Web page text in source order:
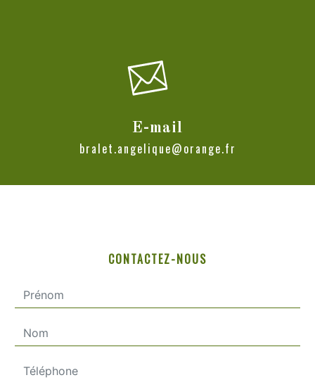
E-mail
bralet.angelique@orange.fr
CONTACTEZ-NOUS